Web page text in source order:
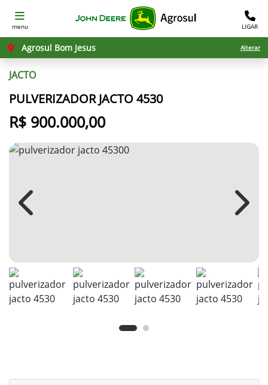
menu LIGAR
Agrosul Bom Jesus Alterar
JACTO
PULVERIZADOR JACTO 4530
R$ 900.000,00
Previous Next